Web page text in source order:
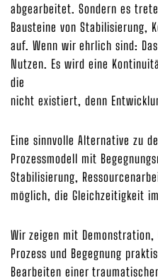
abgearbeitet. Sondern es
Bausteine von Stabilisierung,
auf. Wenn wir ehrlich sind:
Nutzen. Es wird eine
die
nicht existiert, denn
Eine sinnvolle Alternative zu
Prozessmodell mit
Stabilisierung,
möglich, die Gleichzeitigkeit
Wir zeigen mit Demonstration,
Prozess und Begegnung
Bearbeiten einer